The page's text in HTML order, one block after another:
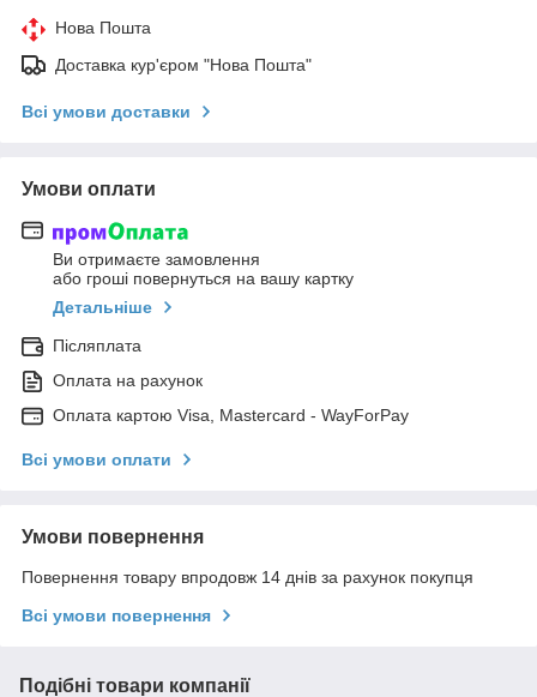
Нова Пошта
Доставка кур'єром "Нова Пошта"
Всі умови доставки
Умови оплати
Ви отримаєте замовлення
або гроші повернуться на вашу картку
Детальніше
Післяплата
Оплата на рахунок
Оплата картою Visa, Mastercard - WayForPay
Всі умови оплати
Умови повернення
Повернення товару впродовж 14 днів за рахунок покупця
Всі умови повернення
Подібні товари компанії